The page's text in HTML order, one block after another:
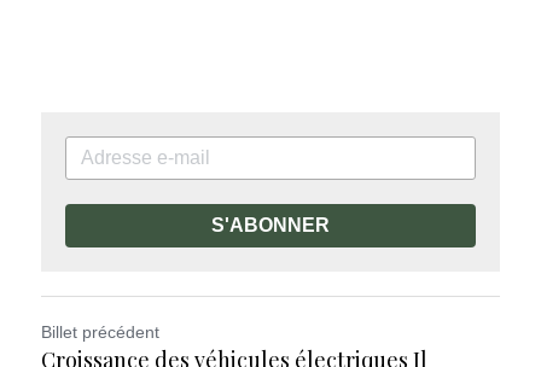
S'ABONNER
Billet précédent
Croissance des véhicules électriques Il